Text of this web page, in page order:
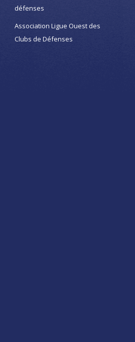
défenses
Association Ligue Ouest des
Clubs de Défenses